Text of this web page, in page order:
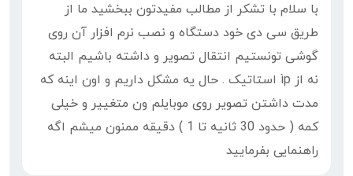
با سلام با تشکر از مطالب مفیدتون ببخشید ما از
طریق سی دی خود دستگاه و نصب نرم افزار آن روی
گوشی تونستیم انتقال تصویر و داشته باشیم البته
نه از ìp استاتیک . حال یه مشکل داریم و اون اینه که
مدت داشتن تصویر روی موبایلم ون متغییر و خیلی
کمه ( حدود 30 ثانیه تا 1 ) دقیقه ممنون میشم اگه
راهنمایی بفرمایید